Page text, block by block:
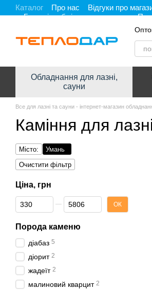
Перейти до основного контенту
Каталог Про нас Відгуки про
Гарантія, обмін та повернення
Обладнання для лазні,
сауни
Все для лазні та сауни - інтернет-магазин
Каміння для
Місто:
Умань
Очистити фільтр
Ціна, грн
Від Ціна, грн
До Ціна, грн ОК
Порода каменю
діабаз 5
діорит 2
жадеїт 2
малиновий кварцит 2